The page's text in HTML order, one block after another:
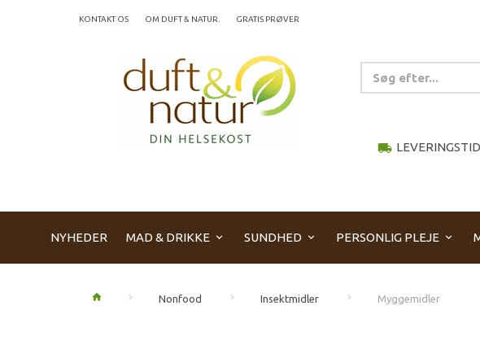
KONTAKT OS OM DUFT & NATUR. GRATIS PRØVER
local_shipping
NYHEDER MAD & DRIKKE SUNDHED PERSONLIG PLEJE
Nonfood Insektmidler Myggemidler